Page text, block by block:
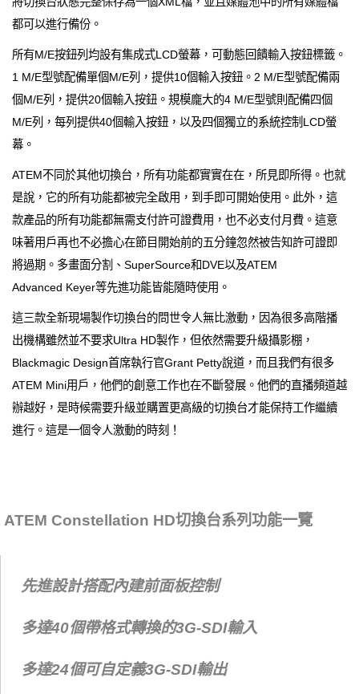
都可以進行備份。
所有M/E按鈕列均設有集成式LCD螢幕，可動態回饋輸入按鈕標籤。
1 M/E型號配備單個M/E列，提供10個輸入按鈕。2 M/E型號配備兩
個M/E列，提供20個輸入按鈕。規模龐大的4 M/E型號則配備四個
M/E列，每列提供40個輸入按鈕，以及四個獨立的系統控制LCD螢
幕。
ATEM不同於其他切換台，所有功能都實實在在，所見即所得。也就
是說，它的所有功能都被完全啟用，到手即可開始使用。此外，這
款產品的所有功能都無需支付許可證費用，也不必支付月費。這意
味著用戶再也不必擔心在節目開始前的五分鐘忽然被告知許可證即
將過期。多畫面分割、SuperSource和DVE以及ATEM
Advanced Keyer等先進功能皆能隨時使用。
這三款全新現場製作切換台的問世令人無比激動，因為很多高階播
出機構雖然並不要求Ultra HD製作，但依然需要升級攝影棚，
Blackmagic Design首席執行官Grant Petty說道，而且我們有很多
ATEM Mini用戶，他們的創意工作也在不斷發展。他們的直播頻道越
辦越好，是時候需要升級並購置更高級的切換台才能保持工作繼續
進行。這是一個令人激動的時刻！
ATEM Constellation HD切換台系列功能一覽
先進設計搭配內建前面板控制
多達40個帶格式轉換的3G-SDI輸入
多達24個可自定義3G-SDI輸出